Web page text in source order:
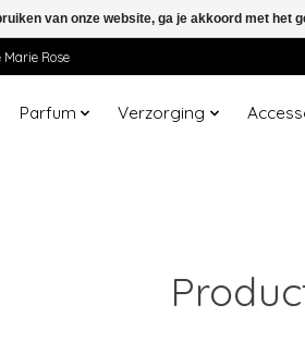
Rose
Parfum Verzorging
van onze website, ga je akkoord met het